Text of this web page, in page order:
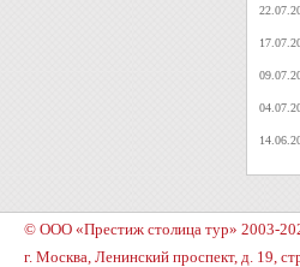
© ООО «Престиж столица тур» 2003-
г. Москва, Ленинский проспект, д. 19,